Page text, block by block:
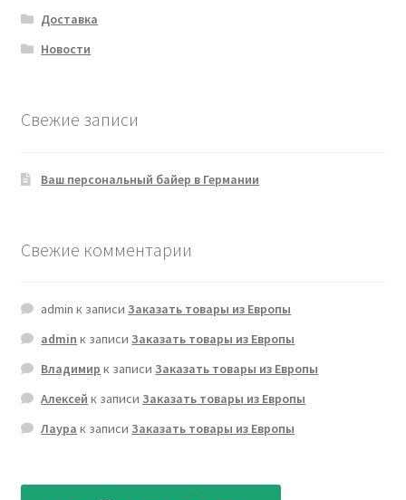
Доставка
Новости
Свежие записи
Ваш персональный байер в Германии
Свежие комментарии
admin к записиЗаказать товары из Европы
admin к записиЗаказать товары из Европы
Владимир к записиЗаказать товары из Европы
Алексей к записиЗаказать товары из Европы
Лаура к записиЗаказать товары из Европы